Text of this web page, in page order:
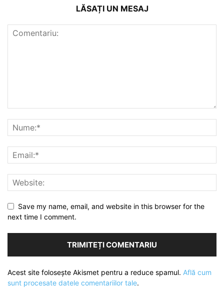
LĂSAȚI UN MESAJ
Save my name, email, and website in this browser for the
next time I comment.
Acest site folosește Akismet pentru a reduce spamul. Află cum
sunt procesate datele comentariilor tale.